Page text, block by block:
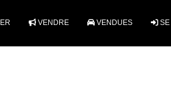
VENDRE VENDUES